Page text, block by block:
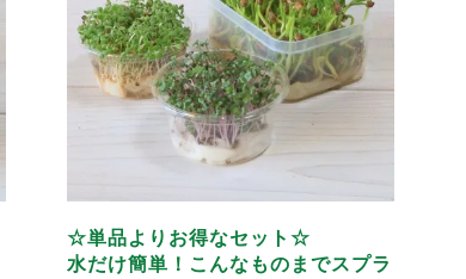
☆単品よりお得なセット☆
水だけ簡単！こんなものまでスプラ